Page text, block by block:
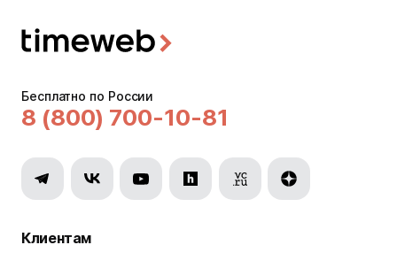
Бесплатно по России
8 (800) 700-10-81
Клиентам